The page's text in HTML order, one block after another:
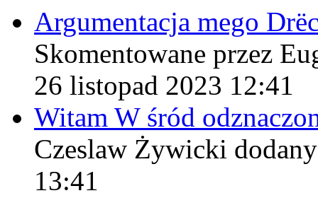
Argumentacja mego
Skomentowane przez
26 listopad 2023 12:41
Witam W śród
Czeslaw Żywicki
13:41